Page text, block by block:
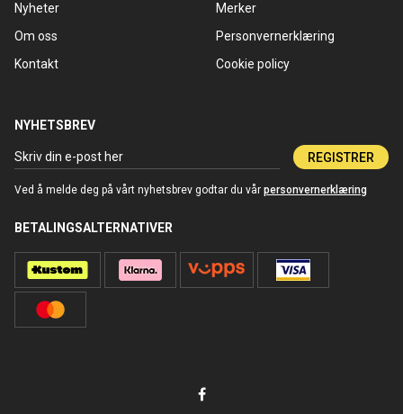
Nyheter
Om oss
Kontakt
Merker
Personvernerklæring
Cookie policy
NYHETSBREV
REGISTRER
Ved å melde deg på vårt nyhetsbrev godtar du vår personvernerklæring
BETALINGSALTERNATIVER